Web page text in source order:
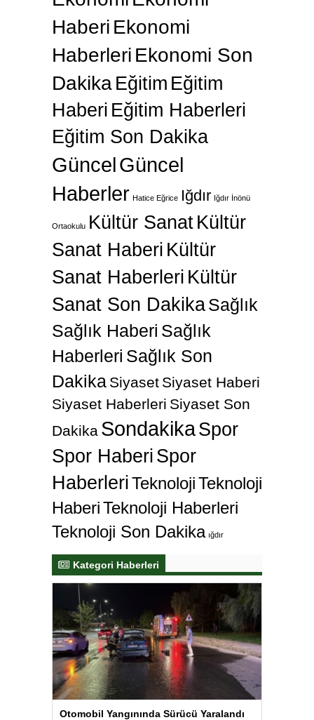
Haberi Ekonomi
Haberleri Ekonomi Son
Dakika Eğitim Eğitim
Haberi Eğitim Haberleri
Eğitim Son Dakika
GüncelGüncel
Haberler Hatice Eğrice Iğdır Iğdır İnönü
Ortaokulu Kültür SanatKültür
Sanat Haberi Kültür
Sanat Haberleri Kültür
Sanat Son DakikaSağlık
Sağlık Haberi Sağlık
Haberleri Sağlık Son
Dakika Siyaset Siyaset Haberi
Siyaset Haberleri Siyaset Son
Dakika SondakikaSpor
Spor Haberi Spor
HaberleriTeknolojiTeknoloji
HaberiTeknoloji Haberleri
Teknoloji Son Dakika ığdır
Kategori Haberleri
Otomobil Yangınında Sürücü Yaralandı